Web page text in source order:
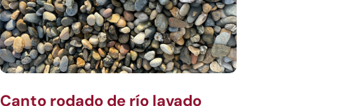
Canto rodado de río lavado